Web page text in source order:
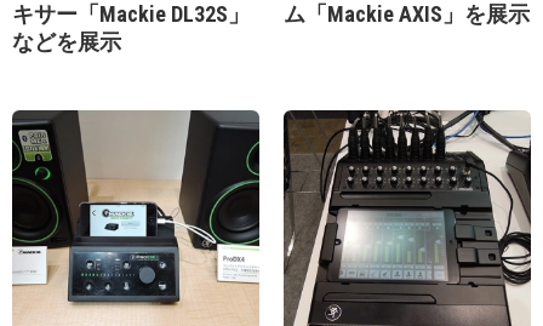
キサー「Mackie DL32S」
などを展示
ム「Mackie AXIS」を展示